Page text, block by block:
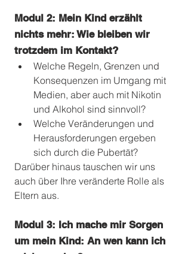
Modul 2: Mein Kind erzählt
nichts mehr: Wie bleiben wir
trotzdem im Kontakt?
Welche Regeln, Grenzen und
Konsequenzen im Umgang mit
Medien, aber auch mit Nikotin
und Alkohol sind sinnvoll?
Welche Veränderungen und
Herausforderungen ergeben
sich durch die Pubertät?
Darüber hinaus tauschen wir uns
auch über Ihre veränderte Rolle als
Eltern aus.
Modul 3: Ich mache mir Sorgen
um mein Kind: An wen kann ich